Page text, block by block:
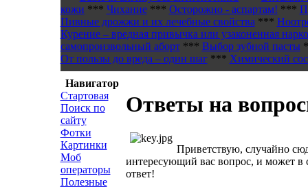
кожи *** Чихание*** Осторожно - аспартам! ***
Пивные дрожжи и их лечебные свойства ***
Курение – вредная привычка или узаконенная
самопроизвольный аборт*** Выбор зубной пасты
От пользы до вреда – один шаг*** Химический
Навигатор
Стартовая
Поиск по
сайту
Фотки
Картинки
Моб
операторы
Полезные
Ответы на
Приветствую, случайно
интересующий вас вопрос, и может в
ответ!